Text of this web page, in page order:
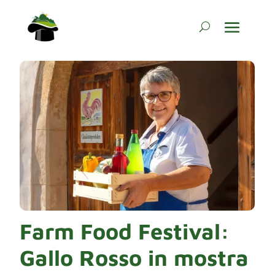
Farm Food Festival:
Gallo Rosso in mostra